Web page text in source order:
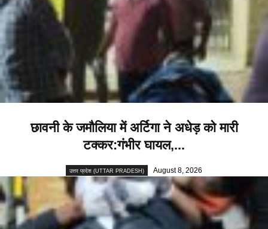
छावनी के जमौलिया में अर्टिगा ने अधेड़ को मारी
टक्कर:गंभीर घायल,...
उत्तर प्रदेश (UTTAR PRADESH) August 8, 2026